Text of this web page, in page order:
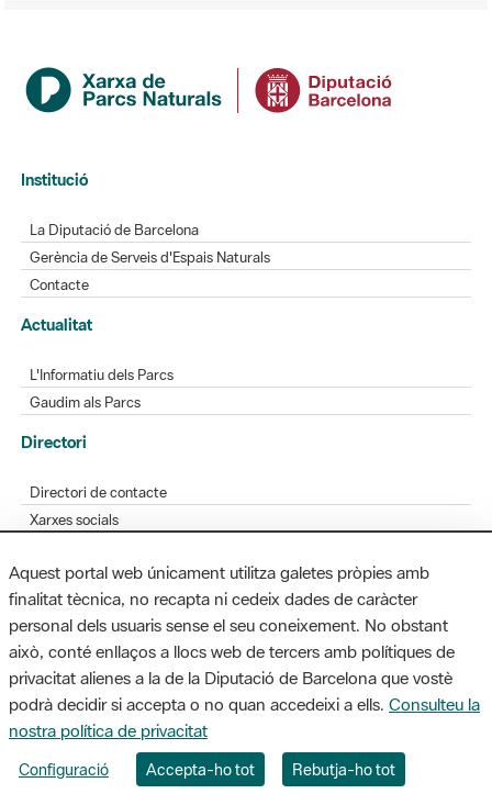
Institució
La Diputació de Barcelona
Gerència de Serveis d'Espais Naturals
Contacte
Actualitat
L'Informatiu dels Parcs
Gaudim als Parcs
Directori
Directori de contacte
Xarxes socials
Bústia de suggeriments
Opineu sobre els parcs
MAPA WEB AVÍS LEGAL ACCESSIBILITAT
Diputació de Barcelona. Edifici Llacuna, 1a planta. Badajoz, 49. 08005
Barcelona. Tel. 934 022 428 / xarxaparcs@diba.cat
Aquest portal web únicament utilitza galetes pròpies amb
finalitat tècnica, no recapta ni cedeix dades de caràcter
personal dels usuaris sense el seu coneixement. No obstant
això, conté enllaços a llocs web de tercers amb polítiques de
privacitat alienes a la de la Diputació de Barcelona que vostè
podrà decidir si accepta o no quan accedeixi a ells. Consulteu la
nostra política de privacitat
Configuració Accepta-ho tot Rebutja-ho tot